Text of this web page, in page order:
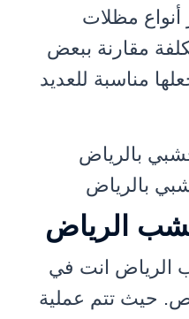
أنواع مظلات
مقارنة ببعض
مناسبة للعديد
بالرياض
الرياض
الرياض انت في
حيث تتم عملية